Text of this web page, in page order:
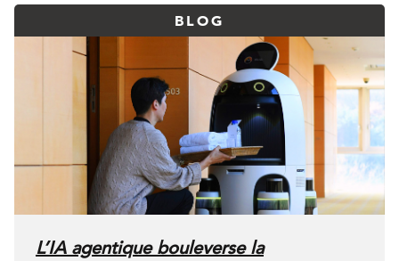
BLOG
L’IA agentique bouleverse la